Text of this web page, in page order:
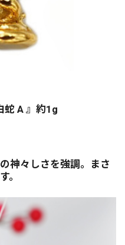
蛇 A 』約1g
神々しさを強調。まさ
。